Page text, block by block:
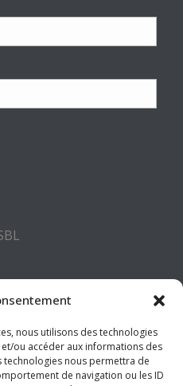
nous utilisons des technologies
ou accéder aux informations des
technologies nous permettra de
de navigation ou les ID